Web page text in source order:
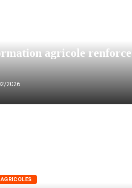
agricole renforce
2026